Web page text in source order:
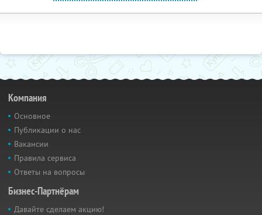
Компания
Основное
Публикации о нас
Вакансии
Правила сервиса
Ответы на вопросы
Бизнес-Партнёрам
Давайте сделаем акцию!